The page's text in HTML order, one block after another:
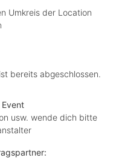
Umkreis der Location
bereits abgeschlossen.
usw. wende dich bitte